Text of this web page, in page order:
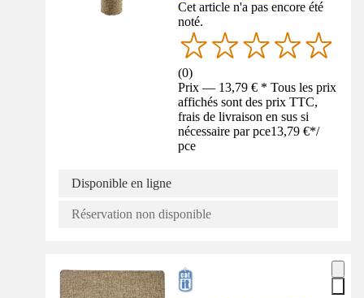
Cet article n'a pas encore été
noté.
(0)
Prix — 13,79 € * Tous les prix
affichés sont des prix TTC,
frais de livraison en sus si
nécessaire par pce13,79 €*/
pce
Disponible en ligne
Réservation non disponible